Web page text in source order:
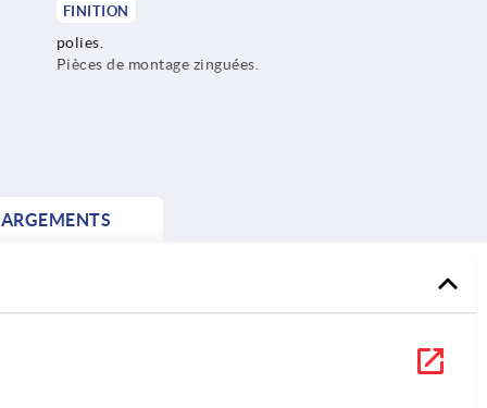
FINITION
polies.
Pièces de montage zinguées.